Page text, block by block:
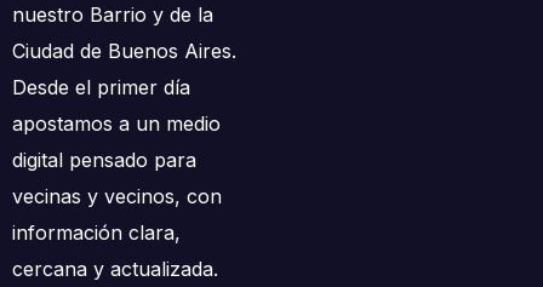
nuestro Barrio y de la
Ciudad de Buenos Aires.
Desde el primer día
apostamos a un medio
digital pensado para
vecinas y vecinos, con
información clara,
cercana y actualizada.